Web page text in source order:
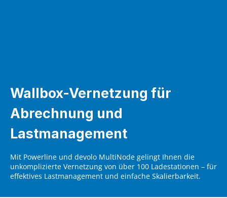
Wallbox-Vernetzung für
Abrechnung und
Lastmanagement
Mit Powerline und devolo MultiNode gelingt Ihnen die
unkomplizierte Vernetzung von über 100 Ladestationen – für
effektives Lastmanagement und einfache Skalierbarkeit.